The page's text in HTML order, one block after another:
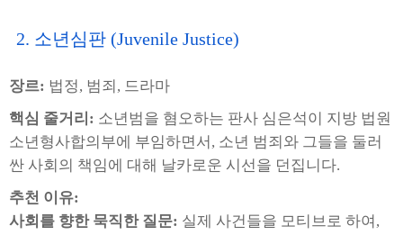
2. 소년심판 (Juvenile Justice)
장르: 법정, 범죄, 드라마
핵심 줄거리: 소년범을 혐오하는 판사 심은석이 지방 법원
소년형사합의부에 부임하면서, 소년 범죄와 그들을 둘러
싼 사회의 책임에 대해 날카로운 시선을 던집니다.
추천 이유:
사회를 향한 묵직한 질문: 실제 사건들을 모티브로 하여,